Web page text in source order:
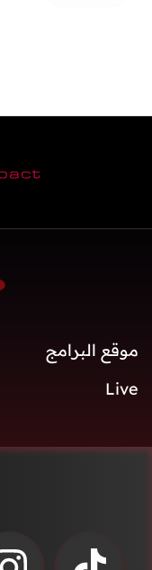
موقع البرامج
Live